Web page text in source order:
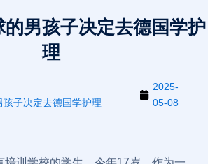
男孩子决定去德国学护
理
子决定去德国学护理
2025-
05-08